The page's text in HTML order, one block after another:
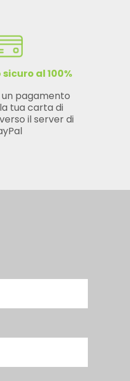
al 100%
pagamento
tua carta di
il server di